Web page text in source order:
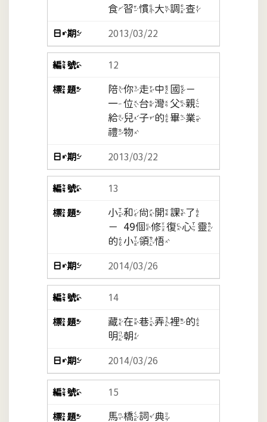
食習慣大調查
2013/03/22
12
陪你走中國－
一位台灣父親
給兒子的畢業
禮物
2013/03/22
13
小和尚開課了
－49個修復心靈
的小領悟
2014/03/26
14
藏在巷弄裡的
明朝
2014/03/26
15
馬橋詞典